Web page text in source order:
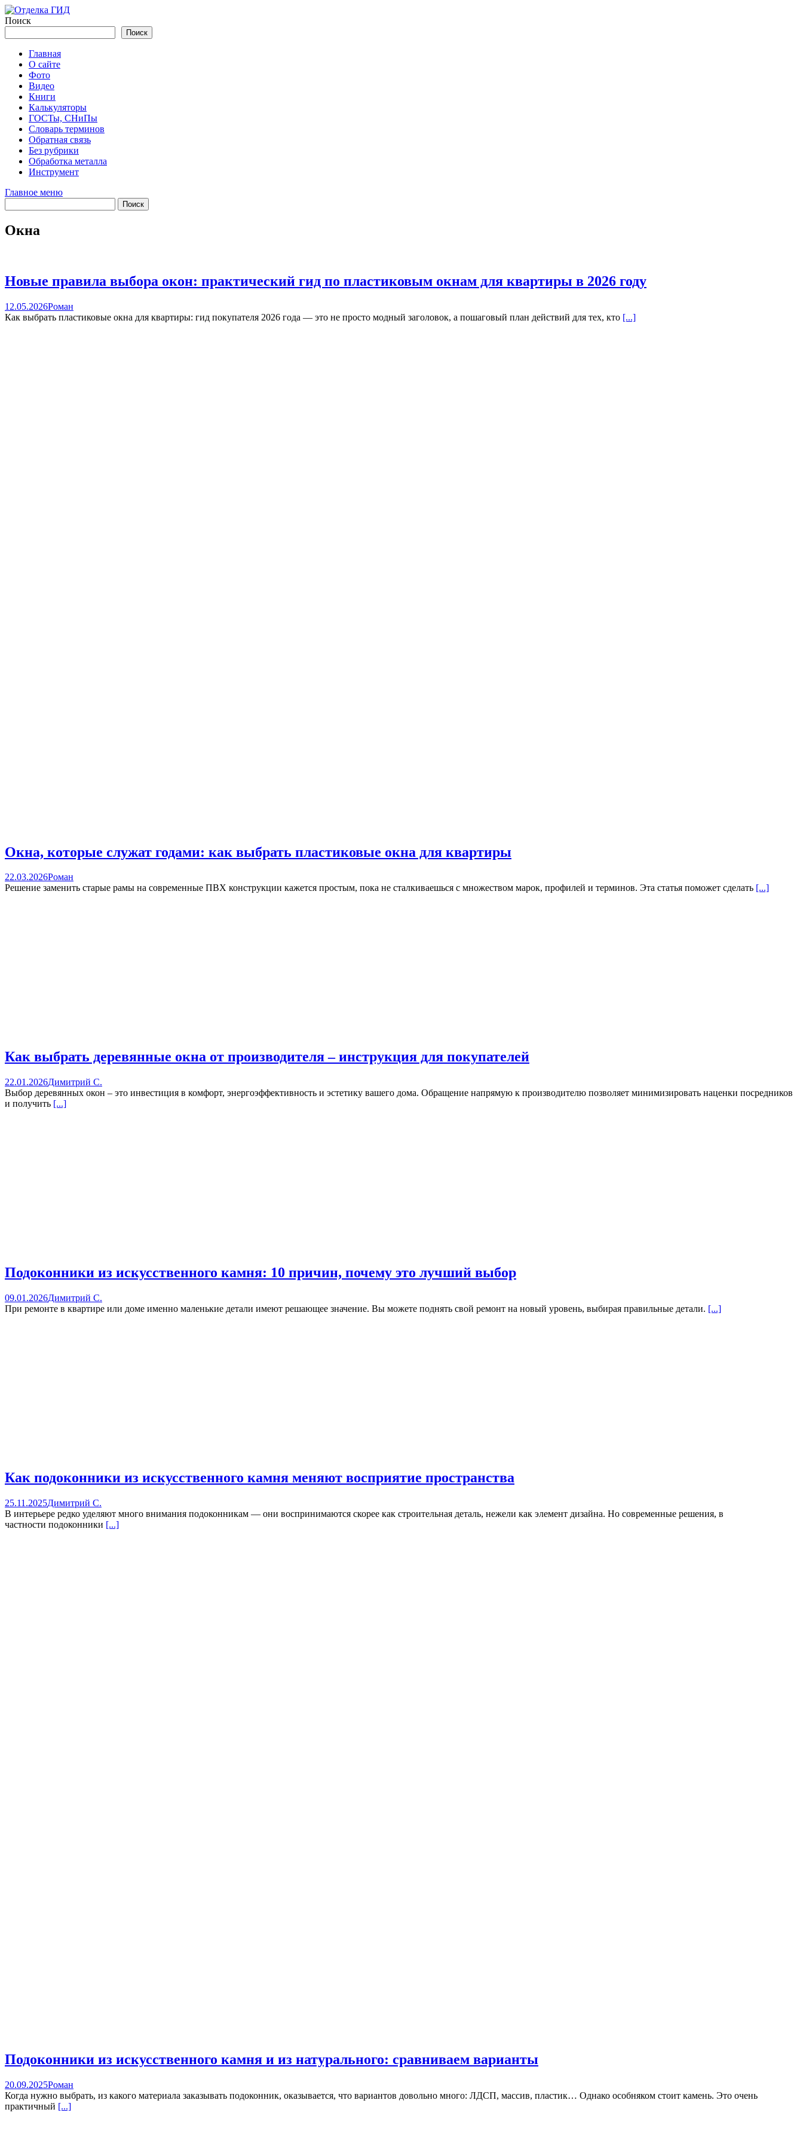
Перейти
к
Поиск
Поиск
Главная
О сайте
Фото
Видео
Книги
Калькуляторы
ГОСТы, СНиПы
Словарь терминов
Обратная связь
Без рубрики
Обработка металла
Инструмент
Главное меню
Окна
Новые правила выбора окон: практический гид по пластиковым окнам для квартиры в 2026 году
12.05.2026Роман
Как выбрать пластиковые окна для квартиры: гид покупателя 2026 года — это не просто модный заголовок, а пошаговый план действий для тех, кто [...]
Окна, которые служат годами: как выбрать пластиковые окна для квартиры
22.03.2026Роман
Решение заменить старые рамы на современные ПВХ конструкции кажется простым, пока не сталкиваешься с множеством марок, профилей и терминов. Эта статья поможет сделать [...]
Как выбрать деревянные окна от производителя – инструкция для покупателей
22.01.2026Димитрий С.
Выбор деревянных окон – это инвестиция в комфорт, энергоэффективность и эстетику вашего дома. Обращение напрямую к производителю позволяет минимизировать наценки посредников
и получить [...]
Подоконники из искусственного камня: 10 причин, почему это лучший выбор
09.01.2026Димитрий С.
При ремонте в квартире или доме именно маленькие детали имеют решающее значение. Вы можете поднять свой ремонт на новый уровень, выбирая правильные детали. [...]
Как подоконники из искусственного камня меняют восприятие пространства
25.11.2025Димитрий С.
В интерьере редко уделяют много внимания подоконникам — они воспринимаются скорее как строительная деталь, нежели как элемент дизайна. Но современные решения, в
частности подоконники [...]
Подоконники из искусственного камня и из натурального: сравниваем варианты
20.09.2025Роман
Когда нужно выбрать, из какого материала заказывать подоконник, оказывается, что вариантов довольно много: ЛДСП, массив, пластик… Однако особняком стоит камень. Это очень
практичный [...]